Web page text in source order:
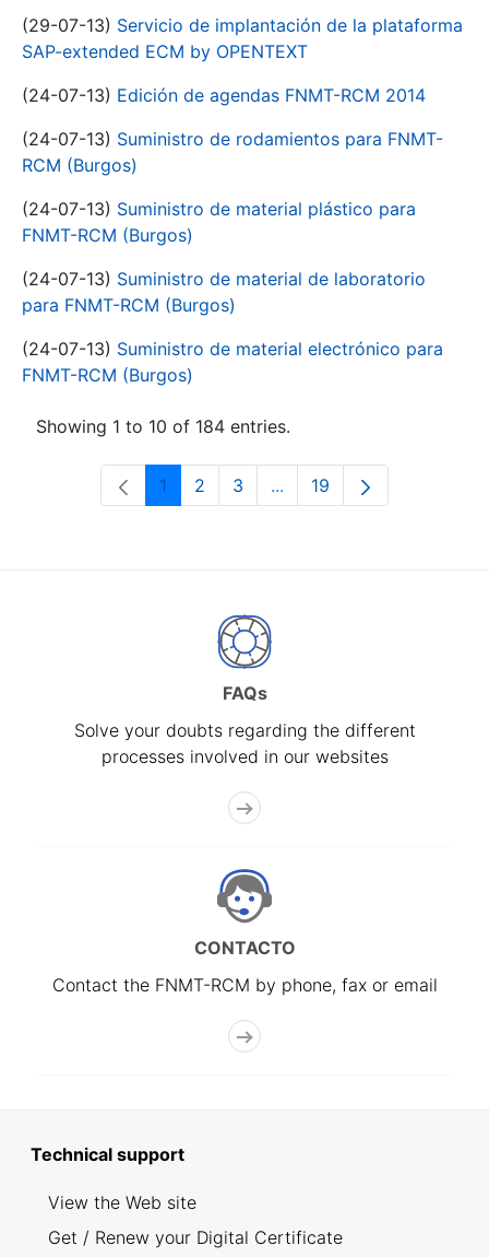
(29-07-13) Servicio de implantación de la plataforma
SAP-extended ECM by OPENTEXT
(24-07-13) Edición de agendas FNMT-RCM 2014
(24-07-13) Suministro de rodamientos para FNMT-
RCM (Burgos)
(24-07-13) Suministro de material plástico para
FNMT-RCM (Burgos)
(24-07-13) Suministro de material de laboratorio
para FNMT-RCM (Burgos)
(24-07-13) Suministro de material electrónico para
FNMT-RCM (Burgos)
Showing 1 to 10 of 184 entries.
Page
1 Page
2 Page
3 ...Intermediate Pages Use
Page
19
FAQs
Solve your doubts regarding the different
processes involved in our websites
CONTACTO
Contact the FNMT-RCM by phone, fax or email
Technical support
View the Web site
Get / Renew your Digital Certificate